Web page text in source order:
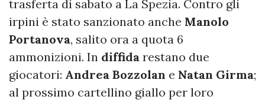
trasferta di sabato a La Spezia. Contro gli
irpini è stato sanzionato anche Manolo
Portanova, salito ora a quota 6
ammonizioni. In diffida restano due
giocatori: Andrea Bozzolan e Natan Girma;
al prossimo cartellino giallo per loro